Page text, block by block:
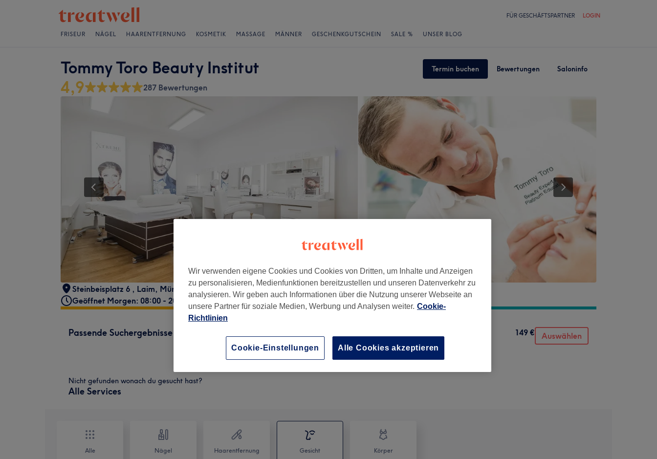
FÜR GESCHÄFTSPARTNER LOGIN
FRISEUR NÄGEL HAARENTFERNUNG KOSMETIK MASSAGE MÄNNER GESCHENKGUTSCHEIN SALE % UNSER BLOG
Tommy Toro Beauty Institut Termin buchen Bewertungen Saloninfo
4,9 287 Bewertungen
Steinbeisplatz 6 , Laim, München, 80686
Geöffnet Morgen: 08:00 - 20:00
Passende Suchergebnisse
1 Std. 30 Min.Details anzeigen
149 € Auswählen
Nicht gefunden wonach du gesucht hast?
Alle Services
Alle Nägel Haarentfernung Gesicht Körper
Wir verwenden eigene Cookies und Cookies von Dritten, um Inhalte und Anzeigen
zu personalisieren, Medienfunktionen bereitzustellen und unseren Datenverkehr zu
analysieren. Wir geben auch Informationen über die Nutzung unserer Webseite an
unsere Partner für soziale Medien, Werbung und Analysen weiter. Cookie-
Richtlinien
Cookie-Einstellungen Alle Cookies akzeptieren